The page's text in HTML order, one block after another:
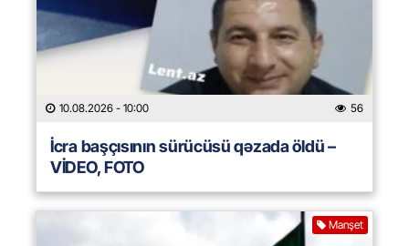
10.08.2026 - 10:00 56
İcra başçısının sürücüsü qəzada öldü –
VİDEO, FOTO
Manşet